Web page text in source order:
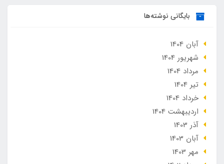
بایگانی نوشته‌ها
آبان 1404
شهریور 1404
مرداد 1404
تير 1404
خرداد 1404
ارديبهشت 1404
آذر 1403
آبان 1403
مهر 1403